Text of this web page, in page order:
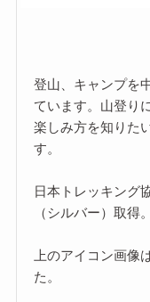
登山、キャンプを
ています。山登り
楽しみ方を知りた
す。
日本トレッキング
（シルバー）取得。
上のアイコン画像
た。